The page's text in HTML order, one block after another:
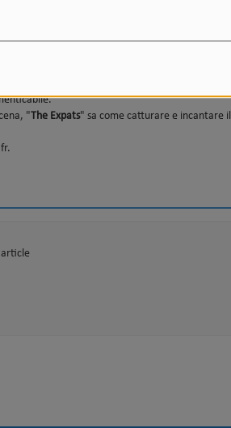
angolo del mondo. Le loro canzoni e la loro
pop.
musicali influenzati dalle loro esperienze e
per la musica e il desiderio di condividere
"The Expats" sa come catturare e incantare il
article